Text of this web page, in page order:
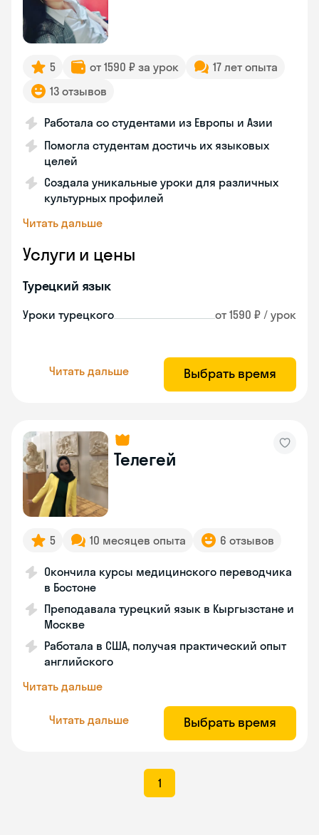
5 от 1590 ₽ за урок
17 лет опыта
13 отзывов
Работала со студентами из Европы и Азии
Помогла студентам достичь их языковых
целей
Создала уникальные уроки для различных
культурных профилей
Читать дальше
Услуги и цены
Турецкий язык
Уроки турецкого от 1590 ₽ / урок
Читать дальше Выбрать время
Телегей
5 10 месяцев опыта 6 отзывов
Окончила курсы медицинского переводчика
в Бостоне
Преподавала турецкий язык в Кыргызстане и
Москве
Работала в США, получая практический опыт
английского
Читать дальше
Читать дальше Выбрать время
1